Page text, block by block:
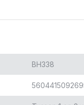
BH338